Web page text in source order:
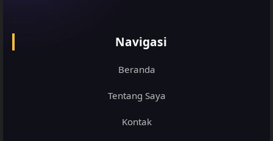
Navigasi
Beranda
Tentang Saya
Kontak